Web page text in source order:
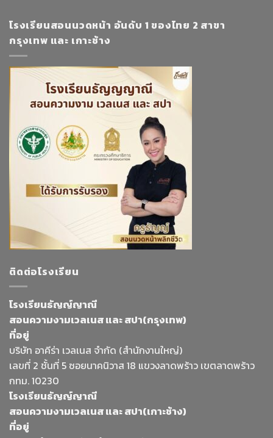
โรงเรียนสอนนวดหน้า อันดับ 1 ของไทย 2 สาขา
กรุงเทพ และ เกาะช้าง
ติดต่อโรงเรียน
โรงเรียนธัญญ์ญาณี
สอนความงามเวลเนส และ สปา(กรุงเทพ)
ที่อยู่
บริษัท อาคีร่า เวลเนส จำกัด (สำนักงานใหญ่)
เลขที่ 2 ชั้นที่ 5 ซอยนาคนิวาส 18 แขวงลาดพร้าว เขตลาดพร้าว
กทม. 10230
โรงเรียนธัญญ์ญาณี
สอนความงามเวลเนส และ สปา(เกาะช้าง)
ที่อยู่